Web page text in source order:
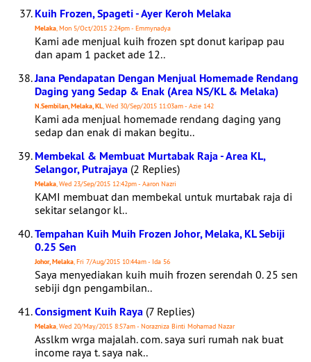
Kuih Frozen, Spageti - Ayer Keroh Melaka
Melaka, Mon 5/Oct/2015 2:24pm - Emmynadya
Kami ade menjual kuih frozen spt donut karipap pau
dan apam 1 packet ade 12..
Jana Pendapatan Dengan Menjual Homemade Rendang
Daging yang Sedap & Enak (Area NS/KL & Melaka)
N.Sembilan, Melaka, KL, Wed 30/Sep/2015 11:03am - Azie 142
Kami ada menjual homemade rendang daging yang
sedap dan enak di makan begitu..
Membekal & Membuat Murtabak Raja - Area KL,
Selangor, Putrajaya (2 Replies)
Melaka, Wed 23/Sep/2015 12:42pm - Aaron Nazri
KAMI membuat dan membekal untuk murtabak raja di
sekitar selangor kl..
Tempahan Kuih Muih Frozen Johor, Melaka, KL Sebiji
0.25 Sen
Johor, Melaka, Fri 7/Aug/2015 10:44am - Ida 56
Saya menyediakan kuih muih frozen serendah 0. 25 sen
sebiji dgn pengambilan..
Consigment Kuih Raya (7 Replies)
Melaka, Wed 20/May/2015 8:57am - Norazniza Binti Mohamad Nazar
Asslkm wrga majalah. com. saya suri rumah nak buat
income raya t. saya nak..